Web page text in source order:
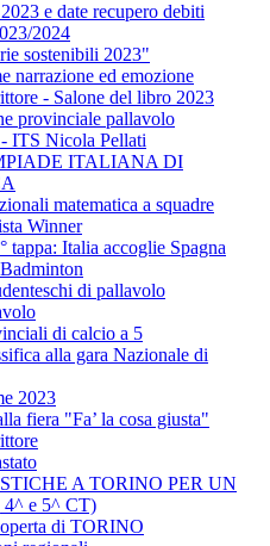
e date recupero debiti
2024
sostenibili 2023"
narrazione ed emozione
- Salone del libro 2023
provinciale pallavolo
ITS Nicola Pellati
ITALIANA DI
matematica a squadre
Winner
tappa: Italia accoglie Spagna
di pallavolo
di calcio a 5
alla gara Nazionale di
2023
fiera "Fa’ la cosa giusta"
A TORINO PER UN
e 5^ CT)
di TORINO